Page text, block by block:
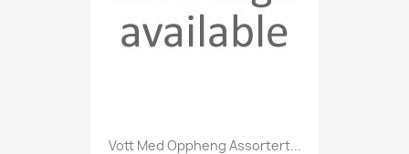
Vott Med Oppheng Assortert...